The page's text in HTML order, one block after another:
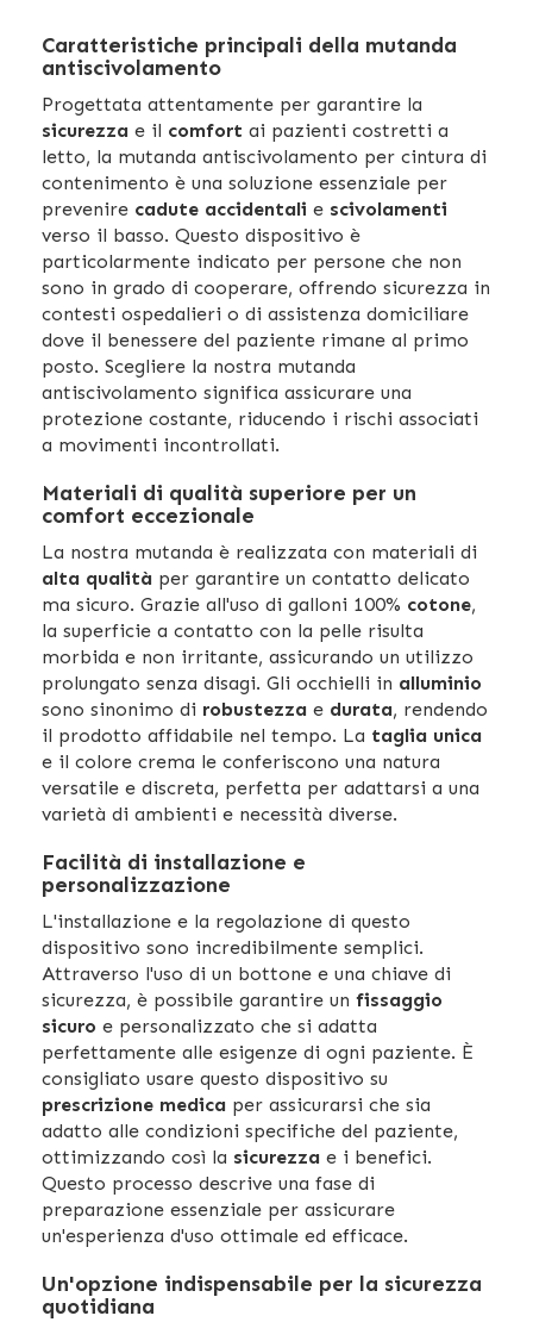
Caratteristiche principali della mutanda
antiscivolamento
Progettata attentamente per garantire la
sicurezza e il comfort ai pazienti costretti a
letto, la mutanda antiscivolamento per cintura di
contenimento è una soluzione essenziale per
prevenire cadute accidentali e scivolamenti
verso il basso. Questo dispositivo è
particolarmente indicato per persone che non
sono in grado di cooperare, offrendo sicurezza in
contesti ospedalieri o di assistenza domiciliare
dove il benessere del paziente rimane al primo
posto. Scegliere la nostra mutanda
antiscivolamento significa assicurare una
protezione costante, riducendo i rischi associati
a movimenti incontrollati.
Materiali di qualità superiore per un
comfort eccezionale
La nostra mutanda è realizzata con materiali di
alta qualità per garantire un contatto delicato
ma sicuro. Grazie all'uso di galloni 100% cotone,
la superficie a contatto con la pelle risulta
morbida e non irritante, assicurando un utilizzo
prolungato senza disagi. Gli occhielli in alluminio
sono sinonimo di robustezza e durata, rendendo
il prodotto affidabile nel tempo. La taglia unica
e il colore crema le conferiscono una natura
versatile e discreta, perfetta per adattarsi a una
varietà di ambienti e necessità diverse.
Facilità di installazione e
personalizzazione
L'installazione e la regolazione di questo
dispositivo sono incredibilmente semplici.
Attraverso l'uso di un bottone e una chiave di
sicurezza, è possibile garantire un fissaggio
sicuro e personalizzato che si adatta
perfettamente alle esigenze di ogni paziente. È
consigliato usare questo dispositivo su
prescrizione medica per assicurarsi che sia
adatto alle condizioni specifiche del paziente,
ottimizzando così la sicurezza e i benefici.
Questo processo descrive una fase di
preparazione essenziale per assicurare
un'esperienza d'uso ottimale ed efficace.
Un'opzione indispensabile per la sicurezza
quotidiana